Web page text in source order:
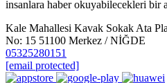
insanlara haber okuyabilecekleri bir
Kale Mahallesi Kavak Sokak Ata
No: 15 51100 Merkez / NİĞDE
05325280151
[email protected]